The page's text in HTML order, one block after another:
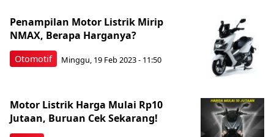
Otomotif
Penampilan Motor Listrik Mirip
NMAX, Berapa Harganya?
Minggu, 19 Feb 2023 - 11:50
Motor Listrik Harga Mulai Rp10
Jutaan, Buruan Cek Sekarang!